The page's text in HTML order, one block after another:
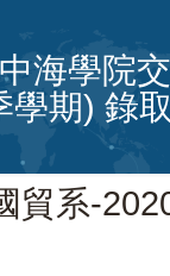
海學院
學期) 錄
貿系-